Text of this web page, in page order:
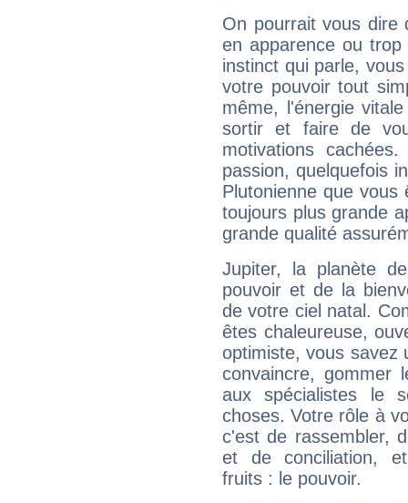
On pourrait vous dire
en apparence ou
instinct qui parle,
votre pouvoir tout
même, l'énergie
sortir et faire de
motivations
passion, quelquefois
Plutonienne que
toujours plus grande
grande qualité
Jupiter, la planète
pouvoir et de la
de votre ciel natal.
êtes chaleureuse,
optimiste, vous savez
convaincre, gommer
aux spécialistes le
choses. Votre rôle à
c'est de rassembler,
et de conciliation,
fruits : le pouvoir.